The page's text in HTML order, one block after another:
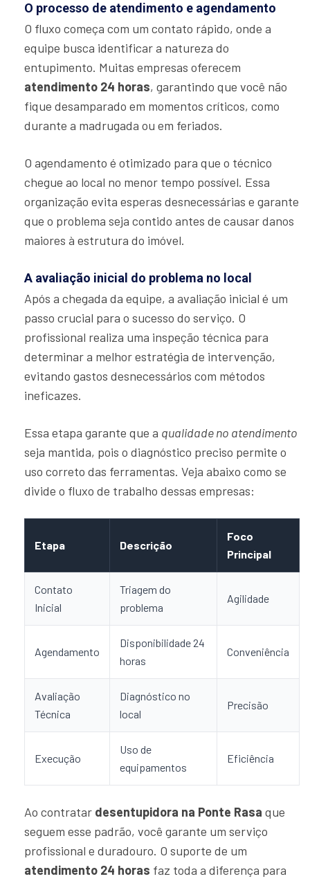
O processo de atendimento e agendamento
O fluxo começa com um contato rápido, onde a
equipe busca identificar a natureza do
entupimento. Muitas empresas oferecem
atendimento 24 horas, garantindo que você não
fique desamparado em momentos críticos, como
durante a madrugada ou em feriados.
O agendamento é otimizado para que o técnico
chegue ao local no menor tempo possível. Essa
organização evita esperas desnecessárias e garante
que o problema seja contido antes de causar danos
maiores à estrutura do imóvel.
A avaliação inicial do problema no local
Após a chegada da equipe, a avaliação inicial é um
passo crucial para o sucesso do serviço. O
profissional realiza uma inspeção técnica para
determinar a melhor estratégia de intervenção,
evitando gastos desnecessários com métodos
ineficazes.
Essa etapa garante que a qualidade no atendimento
seja mantida, pois o diagnóstico preciso permite o
uso correto das ferramentas. Veja abaixo como se
divide o fluxo de trabalho dessas empresas:
Etapa Descrição
Foco
Principal
Contato
Inicial
Triagem do
problema
Agilidade
Agendamento
Disponibilidade 24
horas
Conveniência
Avaliação
Técnica
Diagnóstico no
local
Precisão
Execução
Uso de
equipamentos
Eficiência
Ao contratar desentupidora na Ponte Rasa que
seguem esse padrão, você garante um serviço
profissional e duradouro. O suporte de um
atendimento 24 horas faz toda a diferença para